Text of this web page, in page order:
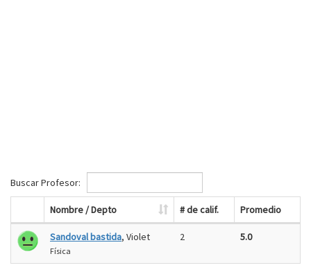
Buscar Profesor:
Nombre / Depto # de calif. Promedio
Sandoval bastida, Violet
Física
2 5.0